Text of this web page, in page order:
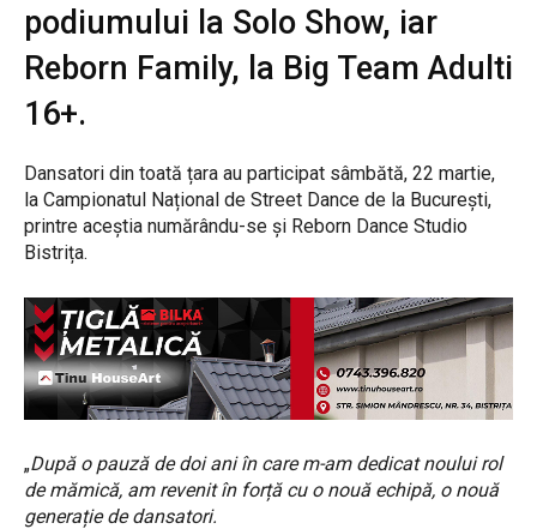
podiumului la Solo Show, iar
Reborn Family, la Big Team Adulti
16+.
Dansatori din toată țara au participat sâmbătă, 22 martie,
la Campionatul Național de Street Dance de la București,
printre aceștia numărându-se și Reborn Dance Studio
Bistrița.
„După o pauză de doi ani în care m-am dedicat noului rol
de mămică, am revenit în forță cu o nouă echipă, o nouă
generație de dansatori.